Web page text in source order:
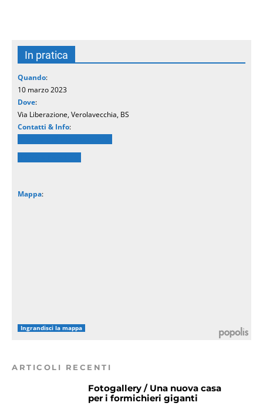
In pratica
Quando:
10 marzo 2023
Dove:
Via Liberazione, Verolavecchia, BS
Contatti & Info:
Mappa:
Ingrandisci la mappa
ARTICOLI RECENTI
Fotogallery / Una nuova casa
per i formichieri giganti